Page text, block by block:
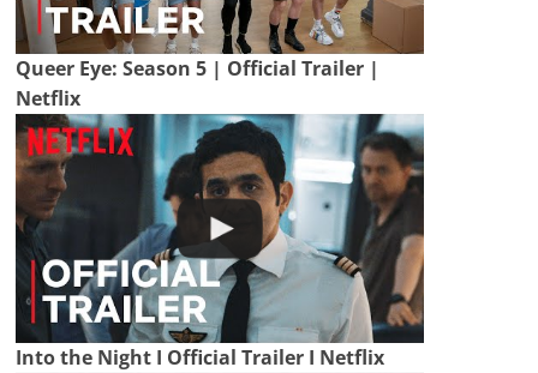
Queer Eye: Season 5 | Official Trailer |
Netflix
Into the Night I Official Trailer I Netflix